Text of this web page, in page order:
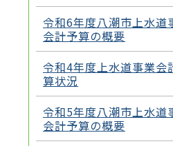
令和6年度八潮市上水道
会計予算の概要
令和4年度上水道事業会
算状況
令和5年度八潮市上水道
会計予算の概要